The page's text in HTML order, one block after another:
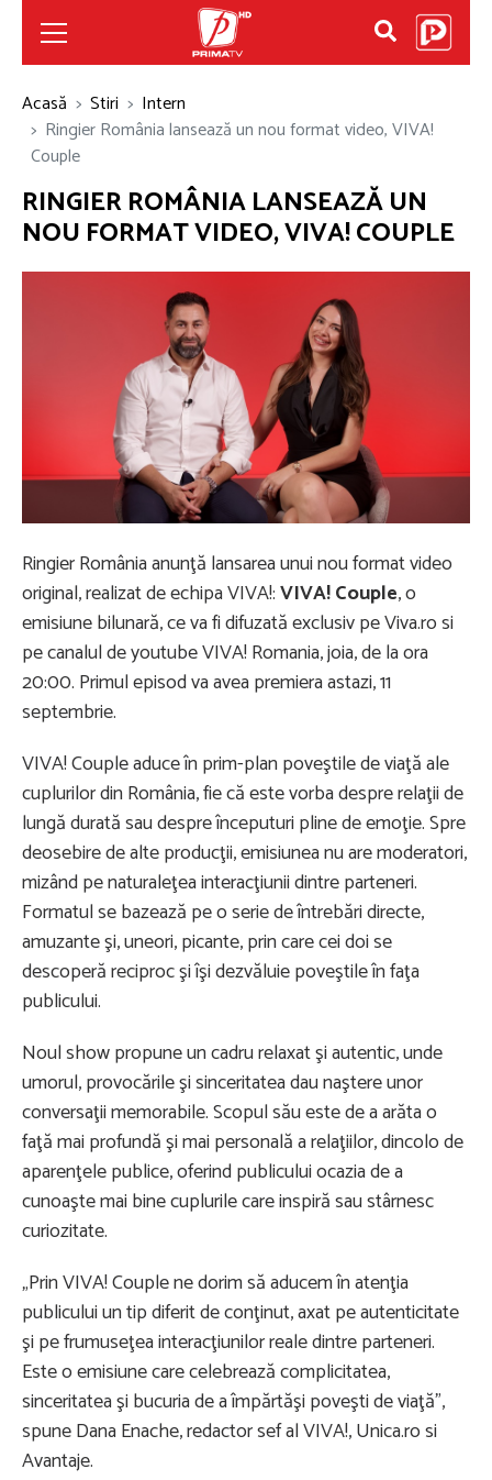
Acasă Stiri
Intern
Ringier România lansează un nou format video, VIVA!
Couple
RINGIER ROMÂNIA LANSEAZĂ UN
NOU FORMAT VIDEO, VIVA! COUPLE
Ringier România anunţă lansarea unui nou format video
original, realizat de echipa VIVA!:VIVA! Couple, o
emisiune bilunară, ce va fi difuzată exclusiv pe Viva.ro si
pe canalul de youtube VIVA! Romania, joia, de la ora
20:00. Primul episod va avea premiera astazi, 11
septembrie.
VIVA! Couple aduce în prim-plan poveştile de viaţă ale
cuplurilor din România, fie că este vorba despre relaţii de
lungă durată sau despre începuturi pline de emoţie. Spre
deosebire de alte producţii, emisiunea nu are moderatori,
mizând pe naturaleţea interacţiunii dintre parteneri.
Formatul se bazează pe o serie de întrebări directe,
amuzante şi, uneori, picante, prin care cei doi se
descoperă reciproc şi îşi dezvăluie poveştile în faţa
publicului.
Noul show propune un cadru relaxat şi autentic, unde
umorul, provocările şi sinceritatea dau naştere unor
conversaţii memorabile. Scopul său este de a arăta o
faţă mai profundă şi mai personală a relaţiilor, dincolo de
aparenţele publice, oferind publicului ocazia de a
cunoaşte mai bine cuplurile care inspiră sau stârnesc
curiozitate.
„Prin VIVA! Couple ne dorim să aducem în atenţia
publicului un tip diferit de conţinut, axat pe autenticitate
şi pe frumuseţea interacţiunilor reale dintre parteneri.
Este o emisiune care celebrează complicitatea,
sinceritatea şi bucuria de a împărtăşi poveşti de viaţă”,
spune Dana Enache, redactor sef al VIVA!, Unica.ro si
Avantaje.